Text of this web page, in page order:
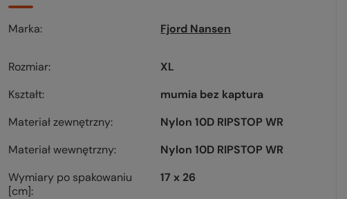
Marka Fjord Nansen
Rozmiar
XL
Kształt
mumia bez kaptura
Materiał zewnętrzny
Nylon 10D RIPSTOP WR
Materiał wewnętrzny
Nylon 10D RIPSTOP WR
Wymiary po spakowaniu
[cm]
17 x 26